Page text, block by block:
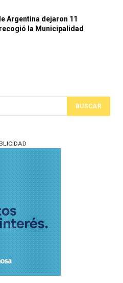
Argentina dejaron 11
la Municipalidad